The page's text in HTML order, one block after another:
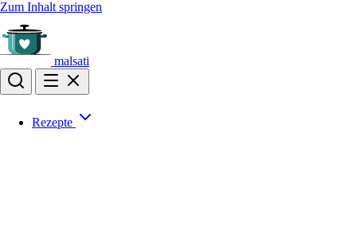
Zum Inhalt springen
malsati
Rezepte